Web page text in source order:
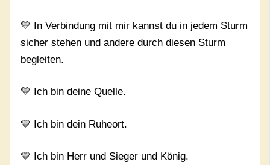
💛 In Verbindung mit mir kannst du in jedem Sturm
sicher stehen und andere durch diesen Sturm
begleiten.
💛 Ich bin deine Quelle.
💛 Ich bin dein Ruheort.
💛 Ich bin Herr und Sieger und König.